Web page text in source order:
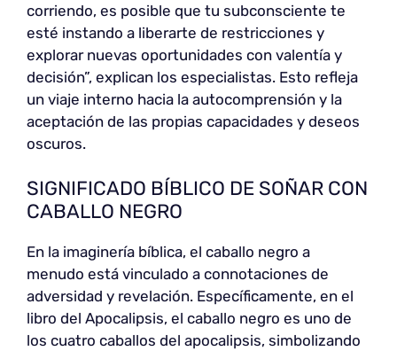
corriendo, es posible que tu subconsciente te
esté instando a liberarte de restricciones y
explorar nuevas oportunidades con valentía y
decisión”, explican los especialistas. Esto refleja
un viaje interno hacia la autocomprensión y la
aceptación de las propias capacidades y deseos
oscuros.
SIGNIFICADO BÍBLICO DE SOÑAR CON
CABALLO NEGRO
En la imaginería bíblica, el caballo negro a
menudo está vinculado a connotaciones de
adversidad y revelación. Específicamente, en el
libro del Apocalipsis, el caballo negro es uno de
los cuatro caballos del apocalipsis, simbolizando